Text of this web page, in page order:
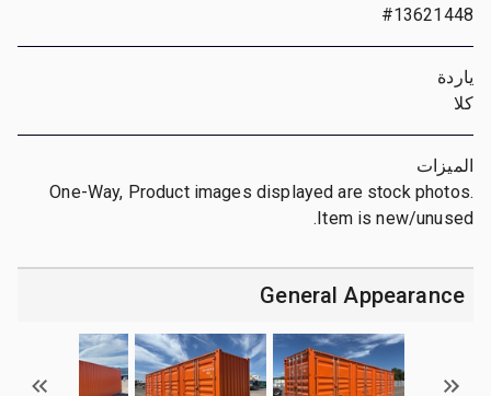
#13621448
ياردة
كلا
الميزات
One-Way, Product images displayed are stock photos.
Item is new/unused.
General Appearance